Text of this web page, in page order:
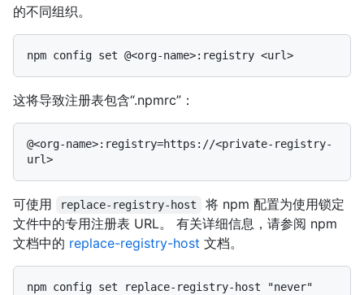
的不同组织。
这将导致注册表包含“.npmrc”：
@<org-name>:registry=https://<private-registry-
可使用 replace-registry-host
将 npm 配置为使用锁定
文件中的专用注册表 URL。 有关详细信息，请参阅 npm
文档中的 replace-registry-host 文档。